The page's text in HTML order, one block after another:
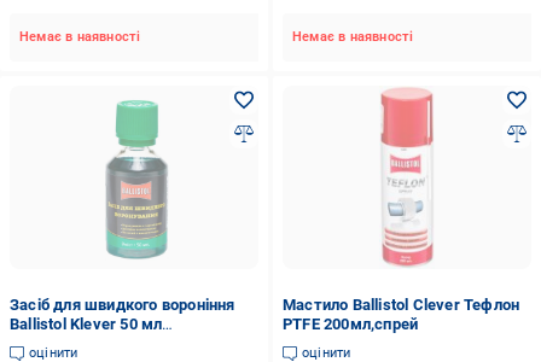
Немає в наявності Немає в наявності
Засіб для швидкого вороніння
Ballistol Klever 50 мл
(1856397657)
оцінити
Мастило Ballistol Clever Тефлон
PTFE 200мл,спрей
оцінити